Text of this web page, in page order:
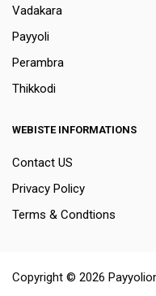
Vadakara
Payyoli
Perambra
Thikkodi
WEBISTE INFORMATIONS
Contact US
Privacy Policy
Terms & Condtions
Copyright © 2026